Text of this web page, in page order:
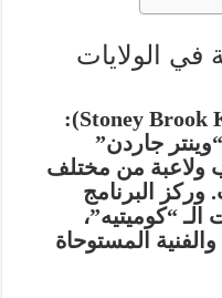
في الولايات
جاردن”
نحو 100 لاعب ولاعبة من مختلف
وركز البرنامج
“كوميتيه”،
المستوحاة